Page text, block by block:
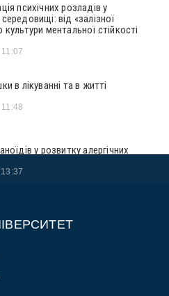
психічних розладів у
від «залізної
ментальної стійкості
11:07
в лікуванні та в житті
11:48
у розвитку алергічних